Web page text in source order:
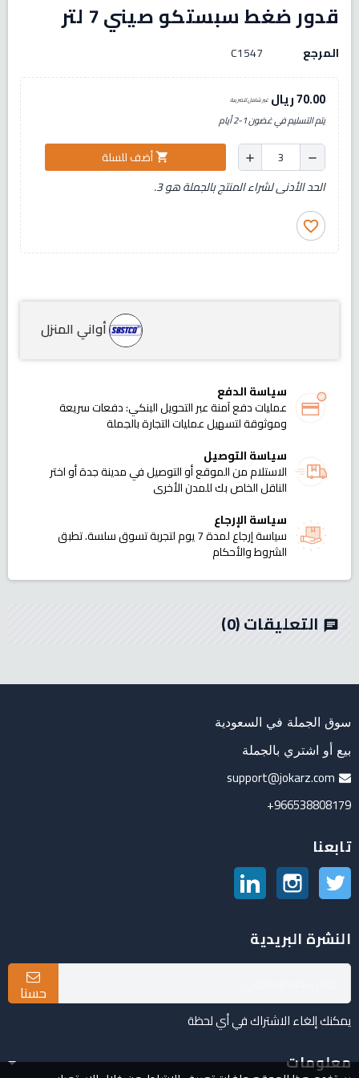
قدور ضغط سبستكو صيني 7 لتر
المرجع C1547
70.00 ريال غير شامل للضريبة
يتم التسليم في غضون 1-2 أيام
remove
add
shopping_cartأضف للسلة
الحد الأدنى لشراء المنتج بالجملة هو 3.
favorite_border
أواني المنزل
سياسة الدفع
عمليات دفع آمنة عبر التحويل البنكي: دفعات سريعة
وموثوقة لتسهيل عمليات التجارة بالجملة
سياسة التوصيل
الاستلام من الموقع أو التوصيل في مدينة جدة أو اختر
الناقل الخاص بك للمدن الأخرى
سياسة الإرجاع
سياسة إرجاع لمدة 7 يوم لتجربة تسوق سلسة. تطبق
الشروط والأحكام
chat التعليقات(0)
سوق الجملة في السعودية
بيع أو اشتري بالجملة
support@jokarz.com
966538808179+
تابعنا
تويتر انستغرام
النشرة البريدية
حسنا
يمكنك إلغاء الاشتراك في أي لحظة
معلومات